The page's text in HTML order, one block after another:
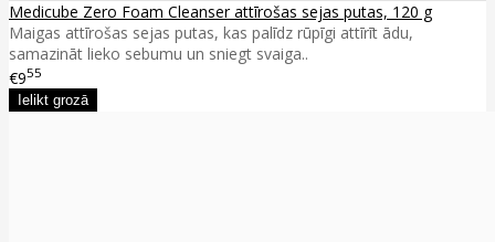
Medicube Zero Foam Cleanser attīrošas sejas putas, 120 g
Maigas attīrošas sejas putas, kas palīdz rūpīgi attīrīt ādu,
samazināt lieko sebumu un sniegt svaiga..
€955